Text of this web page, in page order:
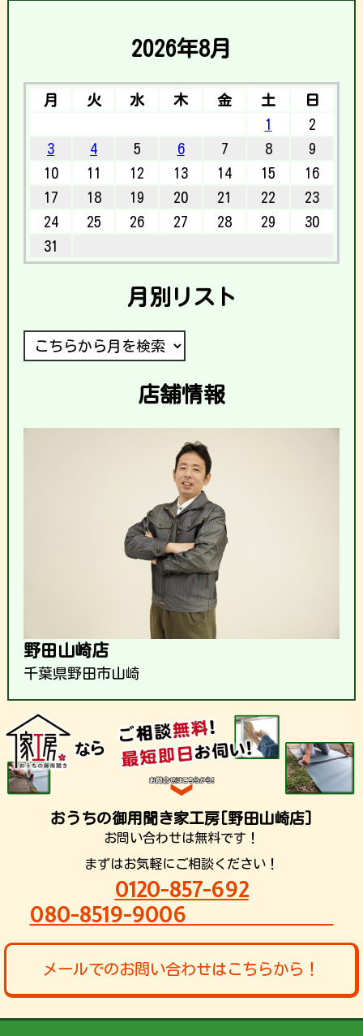
2026年8月
月 火 水 木 金 土
日
1
2
3
4 5 6 7 8
9
10
11 12 13 14 15
16
17
18 19 20 21 22
23
24
25 26 27 28 29
30
31
月別リスト
店舗情報
野田山崎店
千葉県野田市山崎
おうちの御用聞き家工房[野田山崎店]
お問い合わせは無料です！
まずはお気軽にご相談ください！
0120-857-692
080-8519-9006
メールでのお問い合わせはこちらから！